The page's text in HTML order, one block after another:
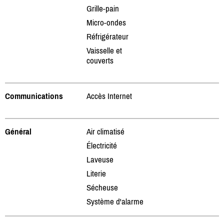
Grille-pain
Micro-ondes
Réfrigérateur
Vaisselle et
couverts
Communications Accès Internet
Général
Air climatisé
Électricité
Laveuse
Literie
Sécheuse
Système d'alarme